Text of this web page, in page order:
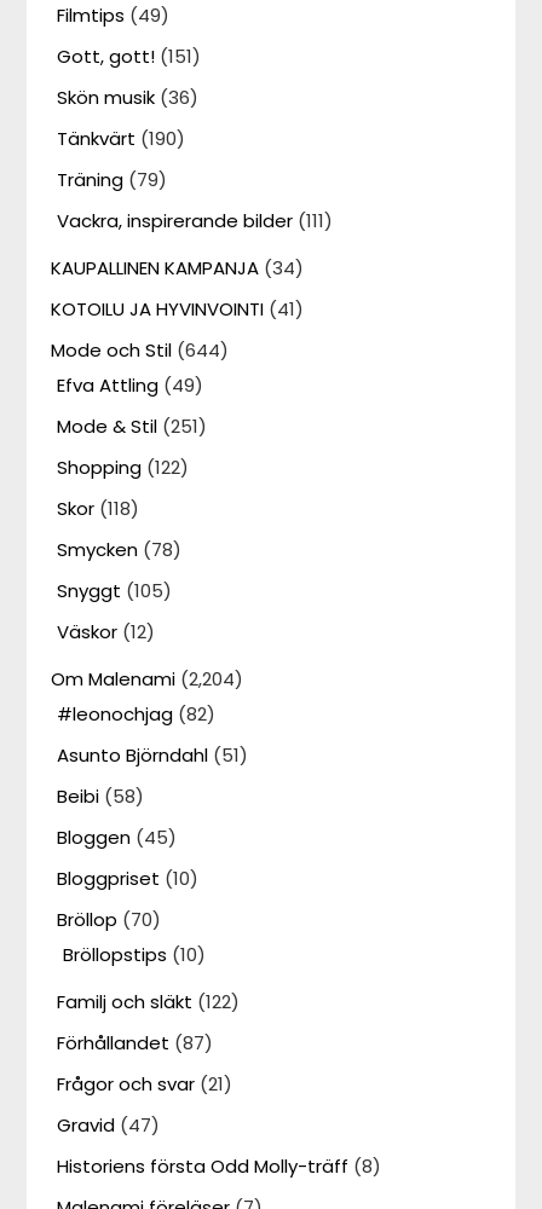
Filmtips (49)
Gott, gott! (151)
Skön musik (36)
Tänkvärt (190)
Träning (79)
Vackra, inspirerande bilder (111)
KAUPALLINEN KAMPANJA (34)
KOTOILU JA HYVINVOINTI (41)
Mode och Stil (644)
Efva Attling (49)
Mode & Stil (251)
Shopping (122)
Skor (118)
Smycken (78)
Snyggt (105)
Väskor (12)
Om Malenami (2,204)
#leonochjag (82)
Asunto Björndahl (51)
Beibi (58)
Bloggen (45)
Bloggpriset (10)
Bröllop (70)
Bröllopstips (10)
Familj och släkt (122)
Förhållandet (87)
Frågor och svar (21)
Gravid (47)
Historiens första Odd Molly-träff (8)